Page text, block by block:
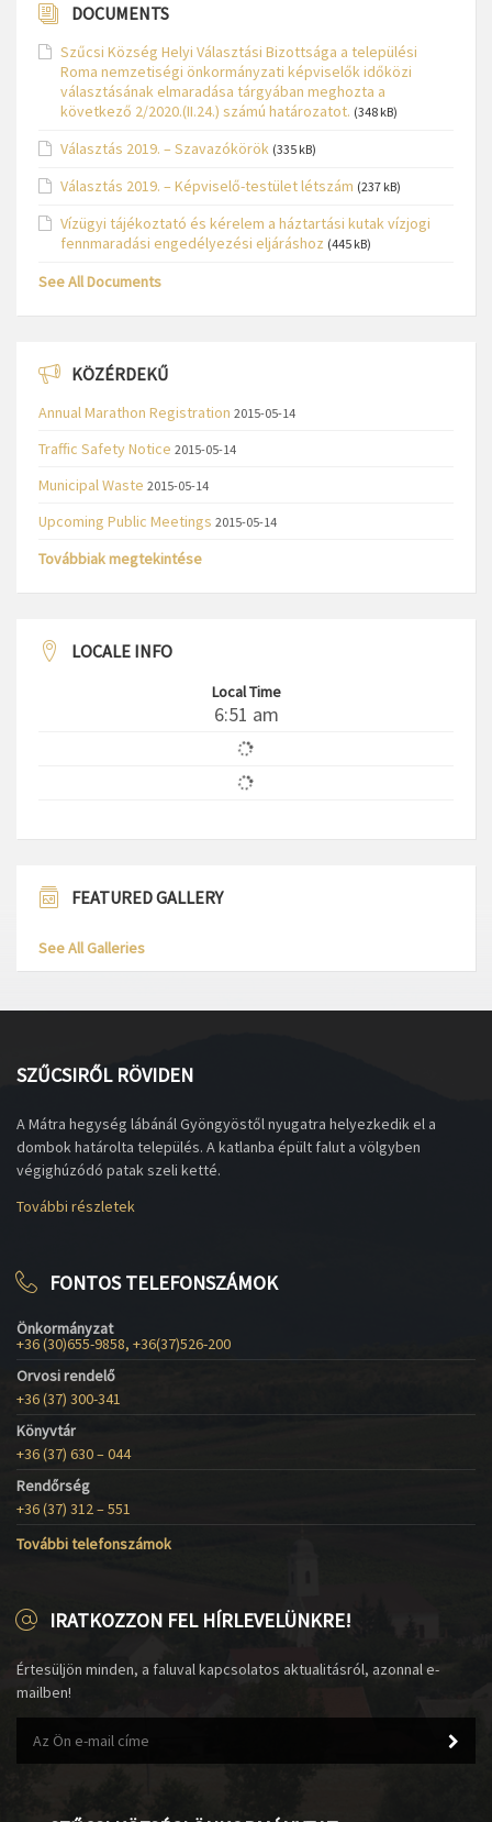
DOCUMENTS
Szűcsi Község Helyi Választási Bizottsága a települési
Roma nemzetiségi önkormányzati képviselők időközi
választásának elmaradása tárgyában meghozta a
következő 2/2020.(II.24.) számú határozatot. (348 kB)
Választás 2019. – Szavazókörök (335 kB)
Választás 2019. – Képviselő-testület létszám (237 kB)
Vízügyi tájékoztató és kérelem a háztartási kutak vízjogi
fennmaradási engedélyezési eljáráshoz (445 kB)
See All Documents
KÖZÉRDEKŰ
Annual Marathon Registration 2015-05-14
Traffic Safety Notice 2015-05-14
Municipal Waste 2015-05-14
Upcoming Public Meetings 2015-05-14
Továbbiak megtekintése
LOCALE INFO
Local Time
6:51 am
FEATURED GALLERY
See All Galleries
SZŰCSIRŐL RÖVIDEN
A Mátra hegység lábánál Gyöngyöstől nyugatra helyezkedik el a
dombok határolta település. A katlanba épült falut a völgyben
végighúzódó patak szeli ketté.
További részletek
FONTOS TELEFONSZÁMOK
Önkormányzat
+36 (30)655-9858, +36(37)526-200
Orvosi rendelő
+36 (37) 300-341
Könyvtár
+36 (37) 630 – 044
Rendőrség
+36 (37) 312 – 551
További telefonszámok
IRATKOZZON FEL HÍRLEVELÜNKRE!
Értesüljön minden, a faluval kapcsolatos aktualitásról, azonnal e-
mailben!